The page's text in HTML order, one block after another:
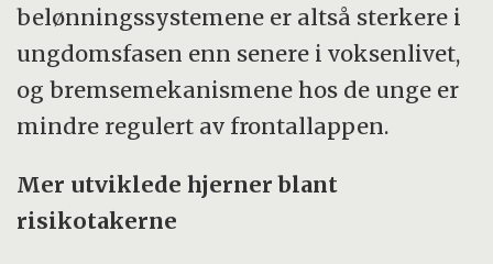
belønningssystemene er altså sterkere i
ungdomsfasen enn senere i voksenlivet,
og bremsemekanismene hos de unge er
mindre regulert av frontallappen.
Mer utviklede hjerner blant
risikotakerne